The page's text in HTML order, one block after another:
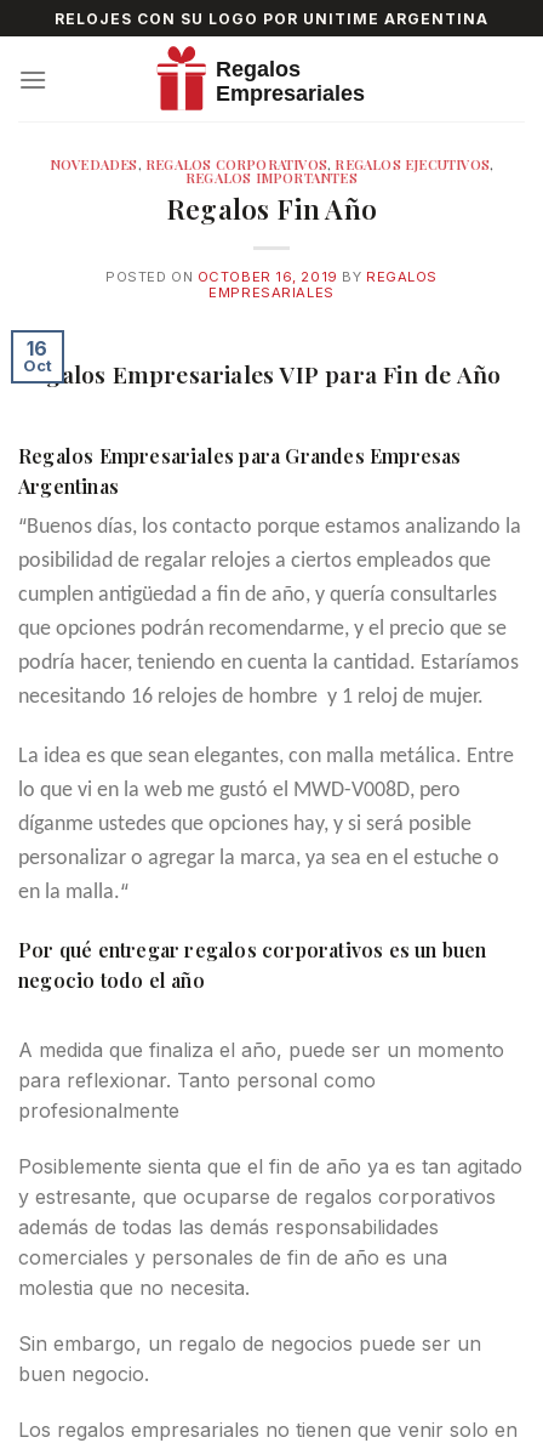
to
content
RELOJES CON SU LOGO POR UNITIME ARGENTINA
NOVEDADES, REGALOS CORPORATIVOS, REGALOS EJECUTIVOS,
REGALOS IMPORTANTES
Regalos Fin Año
POSTED ON OCTOBER 16, 2019 BY REGALOS
EMPRESARIALES
16
Oct
Regalos Empresariales VIP para Fin de Año
Regalos Empresariales para Grandes Empresas
Argentinas
“Buenos días, los contacto porque estamos analizando la
posibilidad de regalar relojes a ciertos empleados que
cumplen antigüedad a fin de año, y quería consultarles
que opciones podrán recomendarme, y el precio que se
podría hacer, teniendo en cuenta la cantidad. Estaríamos
necesitando 16 relojes de hombre y 1 reloj de mujer.
La idea es que sean elegantes, con malla metálica. Entre
lo que vi en la web me gustó el MWD-V008D, pero
díganme ustedes que opciones hay, y si será posible
personalizar o agregar la marca, ya sea en el estuche o
en la malla.“
Por qué entregar regalos corporativos es un buen
negocio todo el año
A medida que finaliza el año, puede ser un momento
para reflexionar. Tanto personal como
profesionalmente
Posiblemente sienta que el fin de año ya es tan agitado
y estresante, que ocuparse de regalos corporativos
además de todas las demás responsabilidades
comerciales y personales de fin de año es una
molestia que no necesita.
Sin embargo, un regalo de negocios puede ser un
buen negocio.
Los regalos empresariales no tienen que venir solo en